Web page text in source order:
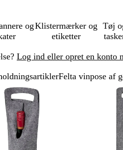
ogKlistermærker og
etiketter
Tøj
Log ind eller opret en konto
Felta vinpose af
Zoombart
billede
Zoomet
til
minimum
Klik
for
at
udvide
Brug
tasterne
plus
og
minus
til